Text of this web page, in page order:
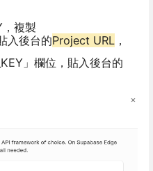
複製
入後台的Project URL ，
」欄位，貼入後台的